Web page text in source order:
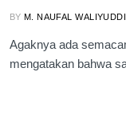
BY M. NAUFAL
Agaknya ada
mengatakan bahwa